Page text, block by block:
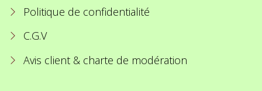
Politique de confidentialité
C.G.V
Avis client & charte de modération